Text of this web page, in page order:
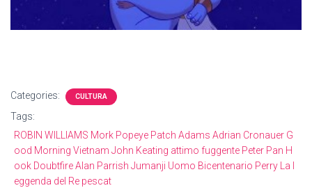
Categories: CULTURA
Tags:
ROBIN WILLIAMS Mork Popeye Patch Adams Adrian Cronauer G
ood Morning Vietnam John Keating attimo fuggente Peter Pan H
ook Doubtfire Alan Parrish Jumanji Uomo Bicentenario Perry La l
eggenda del Re pescat